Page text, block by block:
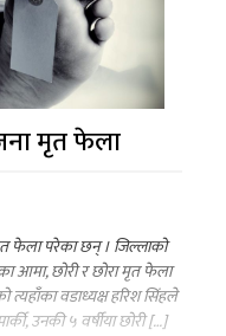
मृत फेला
फेला परेका छन् । जिल्लाको
आमा, छोरी र छोरा मृत फेला
त्यहाँका वडाध्यक्ष हरिश सिंहले
उनकी ५ वर्षीया छोरी […]